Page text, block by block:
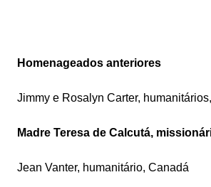
Homenageados anteriores
Jimmy e Rosalyn Carter,
Madre Teresa de Calcutá,
Jean Vanter, humanitário, Canadá